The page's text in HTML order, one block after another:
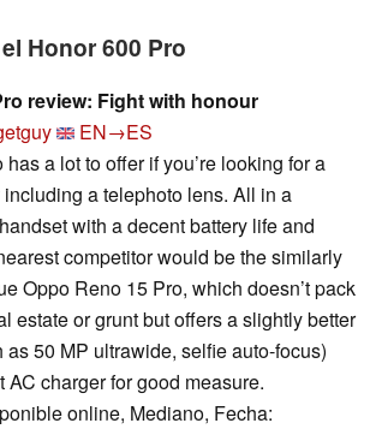
Honor 600 Pro
review: Fight with honour
EN→ES
a lot to offer if you’re looking for a
a telephoto lens. All in a
with a decent battery life and
competitor would be the similarly
Oppo Reno 15 Pro, which doesn’t pack
estate or grunt but offers a slightly better
as 50 MP ultrawide, selfie auto-focus)
AC charger for good measure.
online, Mediano, Fecha: